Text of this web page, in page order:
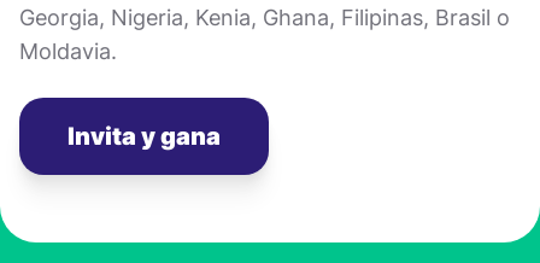
Georgia, Nigeria, Kenia, Ghana, Filipinas, Brasil o
Moldavia.
Invita y gana